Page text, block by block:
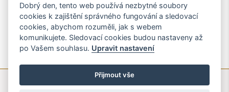
Doprava
Obchodní podmínky
Zpracování osobních údajů
© Copyright Brighten Digital - 2020
Dobrý den, tento web používá nezbytné soubory
cookies k zajištění správného fungování a sledovací
cookies, abychom rozuměli, jak s webem
komunikujete. Sledovací cookies budou nastaveny až
po Vašem souhlasu. Upravit nastavení
Přijmout vše